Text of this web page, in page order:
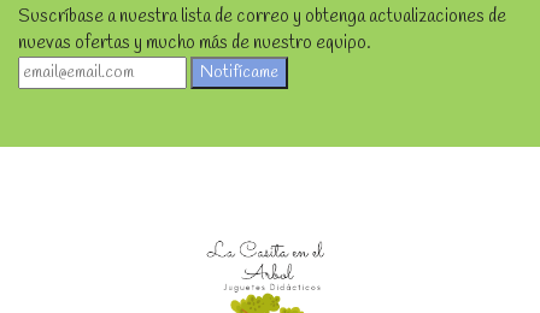
Suscríbase a nuestra lista de correo y obtenga actualizaciones de
nuevas ofertas y mucho más de nuestro equipo.
Notifícame